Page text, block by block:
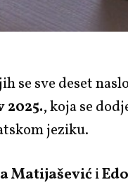
se sve deset
2025., koja se
jeziku.
Matijaševići